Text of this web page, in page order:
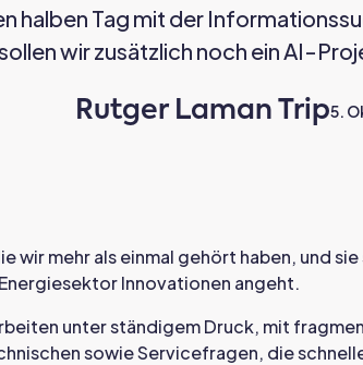
halben Tag mit der
wir zusätzlich noch ein AI-
Rutger Laman Trip5.
wir mehr als einmal gehört haben, und
Innovationen angeht.
unter ständigem Druck, mit
sowie Servicefragen, die